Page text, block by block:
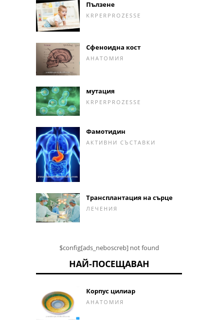
Пълзене
KRPERPROZESSE
Сфеноидна кост
АНАТОМИЯ
мутация
KRPERPROZESSE
Фамотидин
АКТИВНИ СЪСТАВКИ
Трансплантация на сърце
ЛЕЧЕНИЯ
$config[ads_neboscreb] not found
НАЙ-ПОСЕЩАВАН
Корпус цилиар
АНАТОМИЯ